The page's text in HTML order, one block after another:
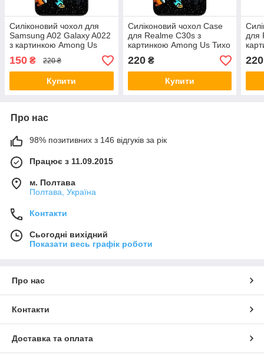
Силіконовий чохол для
Samsung A02 Galaxy A022
з картинкою Among Us
Тихо
150 ₴ 220 ₴
Купити
Силіконовий чохол Case
для Realme C30s з
картинкою Among Us Тихо
220₴
Купити
для
220
Про нас
98% позитивних з 146 відгуків за рік
Працює з 11.09.2015
м. Полтава
Полтава, Україна
Контакти
Сьогодні вихідний
Показати весь графік роботи
Про нас
Контакти
Доставка та оплата